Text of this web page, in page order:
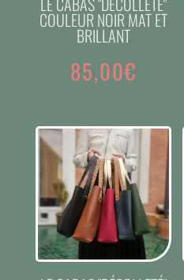
COULEUR NOIR MAT ET
BRILLANT
85,00€